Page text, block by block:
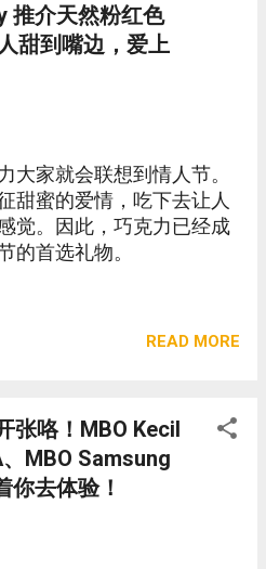
推介天然粉红色
甜到嘴边，爱上
大家就会联想到情人节。
甜蜜的爱情，吃下去让人
觉。因此，巧克力已经成
的首选礼物。
READ MORE
张咯！MBO Kecil
MBO Samsung
你去体验！